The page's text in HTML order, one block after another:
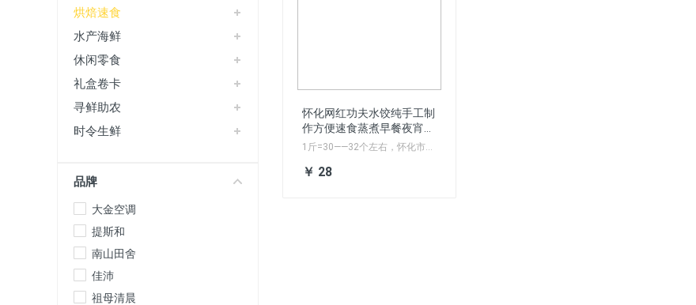
时令生鲜
烘焙速食
水产海鲜
休闲零食
礼盒卷卡
寻鲜助农
时令生鲜
品牌
大金空调
提斯和
南山田舍
佳沛
祖母清晨
怀化网红功夫水饺纯手工制
作方便速食蒸煮早餐夜宵面
食饺子市区包送
1斤=30——32个左右，怀化市区
神器,下午的你是精致的点心,小
￥ 28